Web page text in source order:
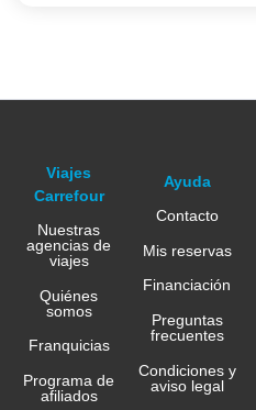
Viajes
Carrefour
Nuestras
agencias de
viajes
Quiénes
somos
Franquicias
Programa de
afiliados
Ayuda
Contacto
Mis reservas
Financiación
Preguntas
frecuentes
Condiciones y
aviso legal